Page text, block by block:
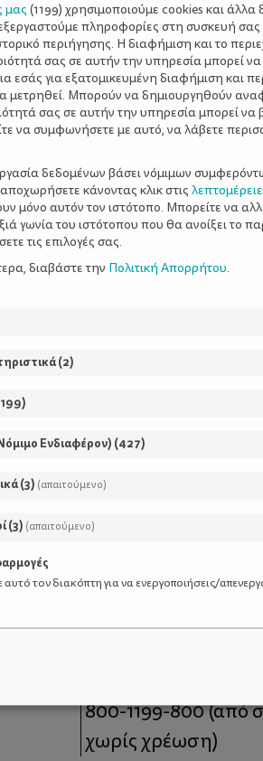
Τηλέφωνο
800-1199-800(από
χωρίς χρέωση)
μας (1199) χρησιμοποιούμε cookies και
πληροφορίες στη συσκευή
περιήγησης. Η διαφήμιση και το
σας σε αυτήν την υπηρεσία μπορεί να
εσάς για εξατομικευμένη διαφήμιση και
μετρηθεί. Μπορούν να δημιουργηθούν
σας σε αυτήν την υπηρεσία μπορεί
να συμφωνήσετε με αυτό, να λάβετε
δεδομένων βάσει νόμιμων
κάνοντας κλικ στις
μόνο αυτόν τον ιστότοπο. Μπορείτε να
γωνία του ιστότοπου που θα ανοίξει
τις επιλογές σας.
διαβάστε την Πολιτική Απορρήτου.
(2)
)
Ενδιαφέρον) (427)
(3) (απαιτούμενο)
(3) (απαιτούμενο)
τον διακόπτη για να ενεργοποιήσεις/